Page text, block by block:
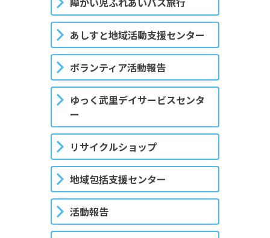
あしすと地域活動支援センター
ボランティア活動報告
ゆっく武里デイサービスセンタ
ー
リサイクルショップ
地域包括支援センター
活動報告